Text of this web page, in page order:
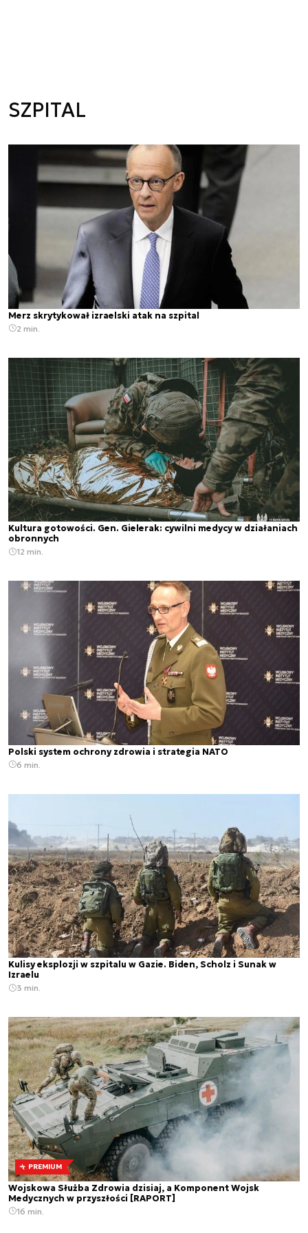
SZPITAL
Merz skrytykował izraelski atak na szpital
2 min.
Kultura gotowości. Gen. Gielerak: cywilni medycy w działaniach
obronnych
12 min.
Polski system ochrony zdrowia i strategia NATO
6 min.
Kulisy eksplozji w szpitalu w Gazie. Biden, Scholz i Sunak w
Izraelu
3 min.
PREMIUM
Wojskowa Służba Zdrowia dzisiaj, a Komponent Wojsk
Medycznych w przyszłości [RAPORT]
16 min.